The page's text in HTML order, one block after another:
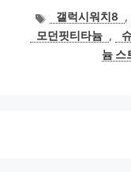
태
그
갤럭시워치8 ,
모던핏티타늄 ,
늄 스